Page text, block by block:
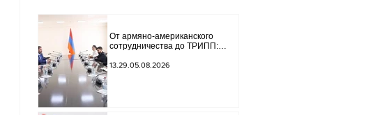
От армяно-американского
сотрудничества до ТРИПП:
советника специального
13.29.05.08.2026